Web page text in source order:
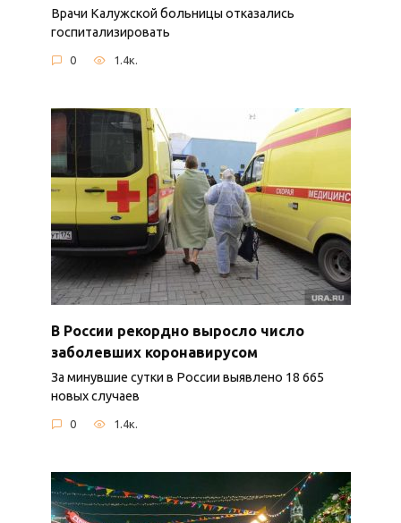
Врачи Калужской больницы отказались
госпитализировать
0 1.4к.
В России рекордно выросло число
заболевших коронавирусом
За минувшие сутки в России выявлено 18 665
новых случаев
0 1.4к.